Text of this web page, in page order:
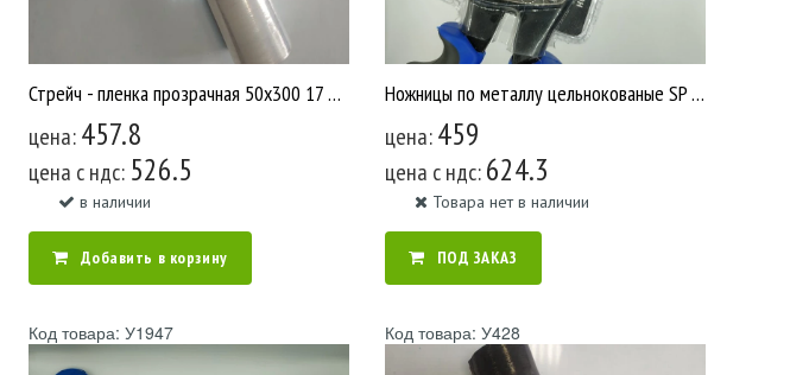
Стрейч - пленка прозрачная 50х300 17 мкм /6 (У167)
цена:457.8
цена c ндс: 526.5
в наличии
Добавить в корзину
Ножницы по металлу цельнокованые SP 712 /6 У2543
цена:459
цена c ндс:624.3
Товара нет в наличии
ПОД ЗАКАЗ
Код товара: У1947 Код товара: У428